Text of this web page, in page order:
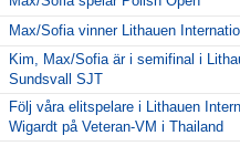
Max/Sofia vinner Lithauen
Kim, Max/Sofia är i semifinal i
Sundsvall SJT
Följ våra elitspelare i Lithauen
Wigardt på Veteran-VM i Thailand